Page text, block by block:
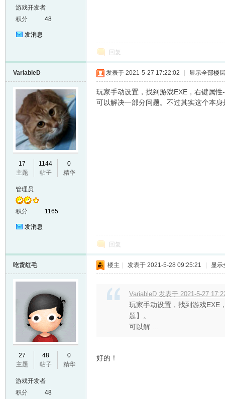
M
游戏开发者
积分
48
发消息
回复
VariableD
17
主题
1144
帖子
0
精华
管理员
积分 1165
发消息
发表于 2021-5-27 17:22:02 显示全部楼层
玩家手动设置，找到游戏EXE，右键属
可以解决一部分问题。不过其实这个本
回复
吃货红毛
27
主题
48
帖子
0
精华
游戏开发者
积分
48
楼主 发表于 2021-5-28 09:25:21 显示
VariableD 发表于 2021-5-27
玩家手动设置，找到游戏EXE
题】。
可以解 ...
好的！